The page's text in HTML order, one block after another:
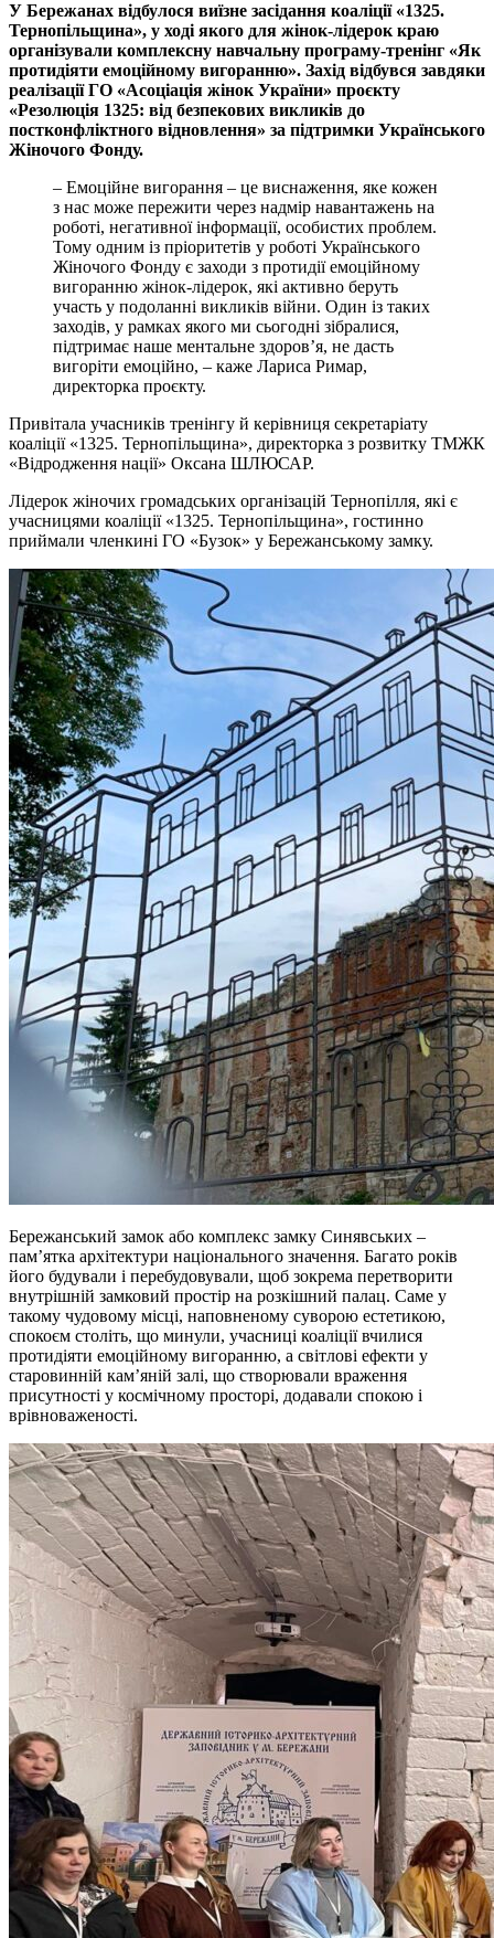
У Бережанах відбулося виїзне засідання коаліції «1325.
Тернопільщина», у ході якого для жінок-лідерок краю
організували комплексну навчальну програму-тренінг «Як
протидіяти емоційному вигоранню». Захід відбувся завдяки
реалізації ГО «Асоціація жінок України» проєкту
«Резолюція 1325: від безпекових викликів до
постконфліктного відновлення» за підтримки Українського
Жіночого Фонду.
– Емоційне вигорання – це виснаження, яке кожен
з нас може пережити через надмір навантажень на
роботі, негативної інформації, особистих проблем.
Тому одним із пріоритетів у роботі Українського
Жіночого Фонду є заходи з протидії емоційному
вигоранню жінок-лідерок, які активно беруть
участь у подоланні викликів війни. Один із таких
заходів, у рамках якого ми сьогодні зібралися,
підтримає наше ментальне здоров’я, не дасть
вигоріти емоційно, – каже Лариса Римар,
директорка проєкту.
Привітала учасників тренінгу й керівниця секретаріату
коаліції «1325. Тернопільщина», директорка з розвитку ТМЖК
«Відродження нації» Оксана ШЛЮСАР.
Лідерок жіночих громадських організацій Тернопілля, які є
учасницями коаліції «1325. Тернопільщина», гостинно
приймали членкині ГО «Бузок» у Бережанському замку.
Бережанський замок або комплекс замку Синявських –
пам’ятка архітектури національного значення. Багато років
його будували і перебудовували, щоб зокрема перетворити
внутрішній замковий простір на розкішний палац. Саме у
такому чудовому місці, наповненому суворою естетикою,
спокоєм століть, що минули, учасниці коаліції вчилися
протидіяти емоційному вигоранню, а світлові ефекти у
старовинній кам’яній залі, що створювали враження
присутності у космічному просторі, додавали спокою і
врівноваженості.